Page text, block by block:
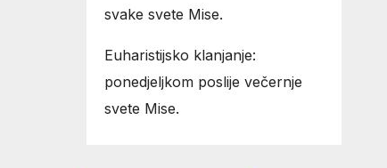
svake svete Mise.
Euharistijsko klanjanje:
ponedjeljkom poslije večernje
svete Mise.